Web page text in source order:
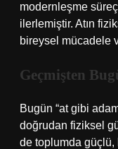
modernleşme
ilerlemiştir. Atın
bireysel mücadele
Geçmişten
Bugün “at gibi
doğrudan fiziksel
de toplumda güçlü,